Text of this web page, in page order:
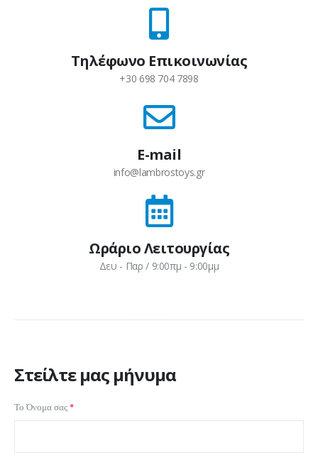
Τηλέφωνο Επικοινωνίας
+30 698 704 7898
E-mail
info@lambrostoys.gr
Ωράριο Λειτουργίας
Δευ - Παρ / 9:00πμ - 9:00μμ
Στείλτε μας μήνυμα
Το Όνομα σας *